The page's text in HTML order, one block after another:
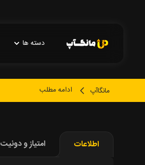
دسته ها
مانگاآپ ادامه مطلب
اطلاعات امتیاز و دونیت